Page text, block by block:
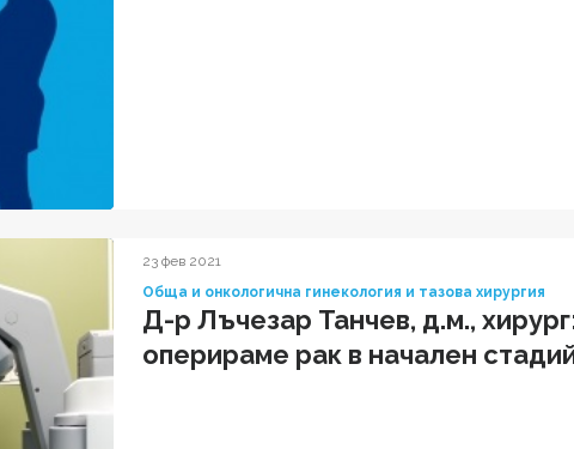
23 фев 2021
Обща и онкологична гинекология и тазова хирургия
Д-р Лъчезар Танчев, д.м.,
оперираме рак в начален